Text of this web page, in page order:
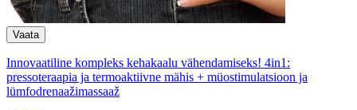
Innovaatiline kompleks kehakaalu vähendamiseks! 4in1:
pressoteraapia ja termoaktiivne mähis + müostimulatsioon ja
lümfodrenaažimassaaž